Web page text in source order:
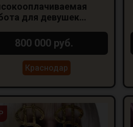
для девушек
800 000 руб.
Краснодар